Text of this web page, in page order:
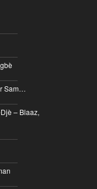
Sam…
– Blaaz,